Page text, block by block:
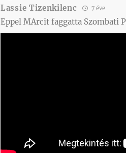
Lassie Tizenkilenc 7 éve
Eppel MArcit faggatta Szombati